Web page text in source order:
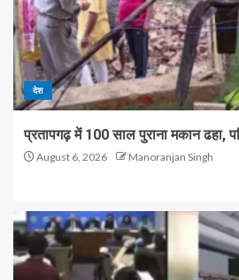
देश
प्रतापगढ़ में 100 साल पुराना मकान ढहा,
August 6, 2026 Manoranjan Singh